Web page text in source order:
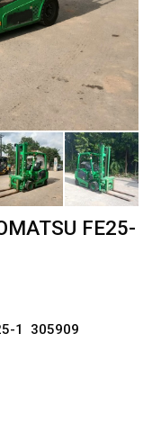
FE25-
1 305909